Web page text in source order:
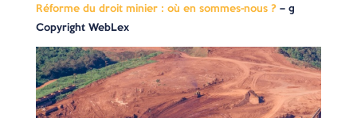
Réforme du droit minier : où en sommes-nous ? – ©
Copyright WebLex